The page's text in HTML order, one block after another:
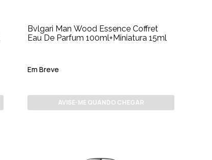
Bvlgari Man Wood Essence Coffret
Eau De Parfum 100ml+Miniatura 15ml
Em Breve
AVISE-ME QUANDO CHEGAR